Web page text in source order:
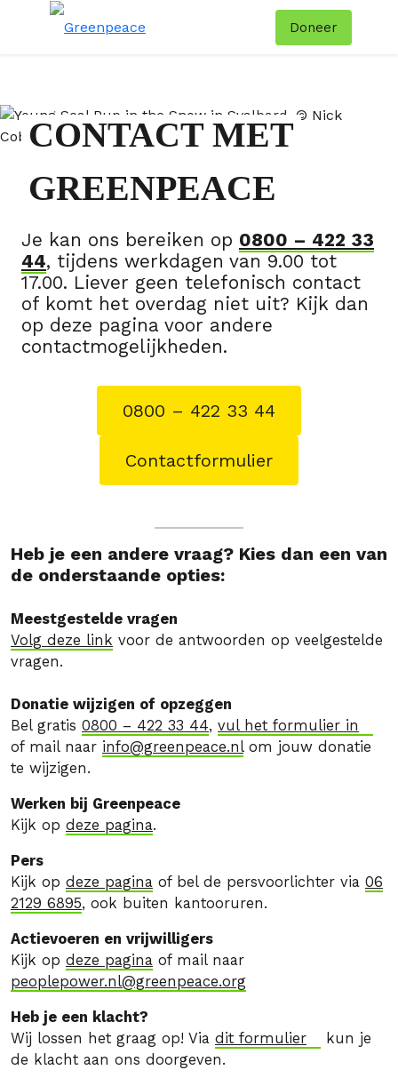
Doneer
CONTACT MET
GREENPEACE
Je kan ons bereiken op 0800 – 422 33
44, tijdens werkdagen van 9.00 tot
17.00. Liever geen telefonisch contact
of komt het overdag niet uit? Kijk dan
op deze pagina voor andere
contactmogelijkheden.
0800 – 422 33 44
Contactformulier
Heb je een andere vraag? Kies dan een van
de onderstaande opties:
Meestgestelde vragen
Volg deze link voor de antwoorden op veelgestelde
vragen.
Donatie wijzigen of opzeggen
Bel gratis 0800 – 422 33 44, vul het formulier in
of mail naar info@greenpeace.nlom jouw donatie
te wijzigen.
Werken bij Greenpeace
Kijk op deze pagina.
Pers
Kijk op deze pagina of bel de persvoorlichter via 06
2129 6895, ook buiten kantooruren.
Actievoeren en vrijwilligers
Kijk op deze pagina of mail naar
peoplepower.nl@greenpeace.org
Heb je een klacht?
Wij lossen het graag op! Via dit formulier
kun je
de klacht aan ons doorgeven.